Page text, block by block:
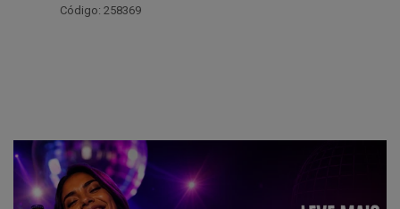
Código: 258369